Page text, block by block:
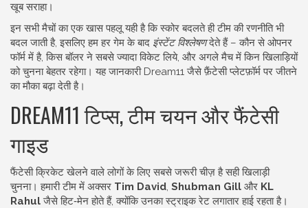
खूब सराहा।
इन सभी मैचों का एक खास पहलू यही है कि स्कोर बदलते ही टीम की रणनीति भी
बदल जाती है, इसलिए हम हर गेम के बाद इंस्टेंट विश्लेषणदेते हैं – कौन से ओपनर
फॉर्म में है, किस बॉलर ने सबसे ज्यादा विकेट लिये, और अगले मैच में किन खिलाड़ियों
को चुनना बेहतर रहेगा। यह जानकारी Dream11 जैसे फ़ैंटेसी प्लेटफ़ॉर्म पर जीतने
का मौका बढ़ा देती है।
DREAM11 टिप्स, टीम चयन और फैंटेसी
गाइड
फैंटेसी क्रिकेट खेलने वाले लोगों के लिए सबसे जरूरी चीज़ है सही खिलाड़ी
चुनना। हमारी टीम में अक्सर Tim David, Shubman Gill और KL
Rahulजैसे हिट‑मेन होते हैं, क्योंकि उनका स्ट्राइक रेट लगातार हाई रहता है।